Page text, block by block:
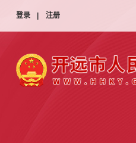
登录 注册